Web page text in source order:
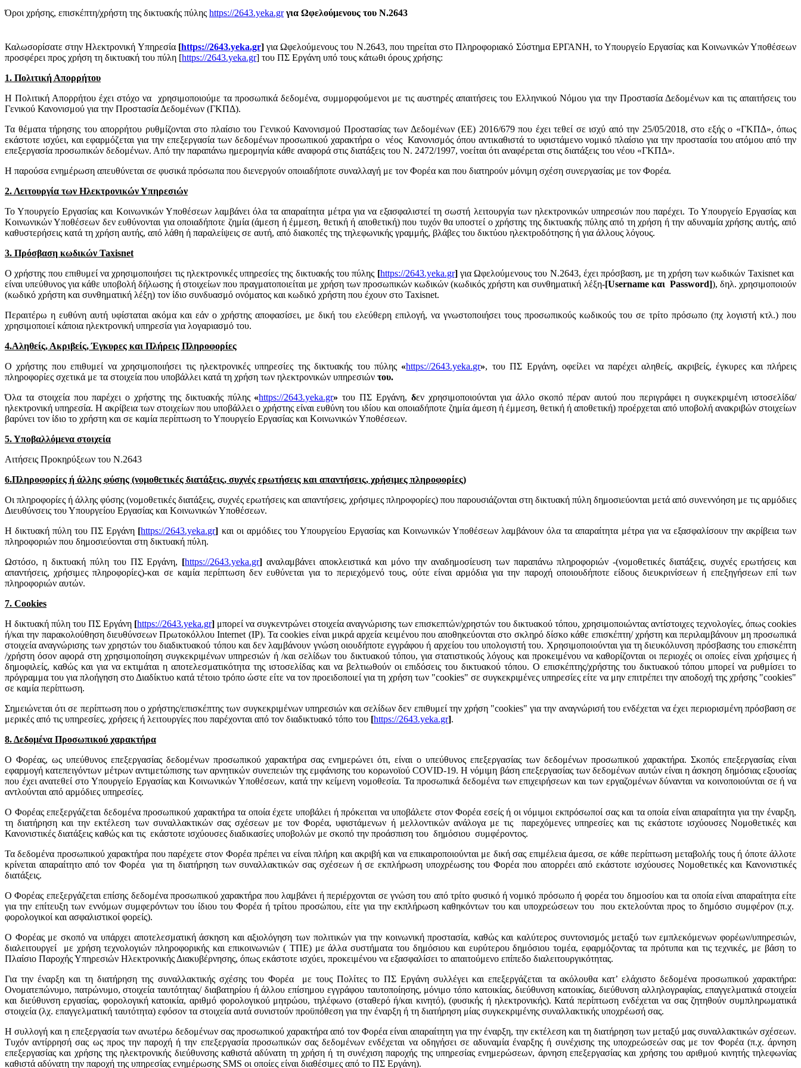
Όροι χρήσης, επισκέπτη/χρήστη της δικτυακής πύλης https://2643.yeka.gr για Ωφελούμενους του Ν.2643
Καλωσορίσατε στην Ηλεκτρονική Υπηρεσία [https://2643.yeka.gr]για Ωφελούμενους του Ν.2643, που τηρείται στο Πληροφοριακό Σύστημα ΕΡΓΑΝΗ, το Υπουργείο Εργασίας και Κοινωνικών Υποθέσεων
προσφέρει προς χρήση τη δικτυακή του πύλη [https://2643.yeka.gr] του ΠΣ Εργάνη υπό τους κάτωθι όρους χρήσης:
1. Πολιτική Απορρήτου
Η Πολιτική Απορρήτου έχει στόχο να χρησιμοποιούμε τα προσωπικά δεδομένα, συμμορφούμενοι με τις αυστηρές απαιτήσεις του Ελληνικού Νόμου για την Προστασία Δεδομένων και τις απαιτήσεις του
Γενικού Κανονισμού για την Προστασία Δεδομένων (ΓΚΠΔ).
Τα θέματα τήρησης του απορρήτου ρυθμίζονται στο πλαίσιο του Γενικού Κανονισμού Προστασίας των Δεδομένων (ΕΕ) 2016/679 που έχει τεθεί σε ισχύ από την 25/05/2018, στο εξής ο «ΓΚΠΔ», όπως
εκάστοτε ισχύει, και εφαρμόζεται για την επεξεργασία των δεδομένων προσωπικού χαρακτήρα ο νέος Κανονισμός όπου αντικαθιστά το υφιστάμενο νομικό πλαίσιο για την προστασία του ατόμου από την
επεξεργασία προσωπικών δεδομένων. Από την παραπάνω ημερομηνία κάθε αναφορά στις διατάξεις του Ν. 2472/1997, νοείται ότι αναφέρεται στις διατάξεις του νέου «ΓΚΠΔ».
Η παρούσα ενημέρωση απευθύνεται σε φυσικά πρόσωπα που διενεργούν οποιαδήποτε συναλλαγή με τον Φορέα και που διατηρούν μόνιμη σχέση συνεργασίας με τον Φορέα.
2. Λειτουργία των Ηλεκτρονικών Υπηρεσιών
Το Υπουργείο Εργασίας και Κοινωνικών Υποθέσεων λαμβάνει όλα τα απαραίτητα μέτρα για να εξασφαλιστεί τη σωστή λειτουργία των ηλεκτρονικών υπηρεσιών που παρέχει. Το Υπουργείο Εργασίας και
Κοινωνικών Υποθέσεων δεν ευθύνονται για οποιαδήποτε ζημία (άμεση ή έμμεση, θετική ή αποθετική) που τυχόν θα υποστεί ο χρήστης της δικτυακής πύλης από τη χρήση ή την αδυναμία χρήσης αυτής, από
καθυστερήσεις κατά τη χρήση αυτής, από λάθη ή παραλείψεις σε αυτή, από διακοπές της τηλεφωνικής γραμμής, βλάβες του δικτύου ηλεκτροδότησης ή για άλλους λόγους.
3. Πρόσβαση κωδικών Taxisnet
Ο χρήστης που επιθυμεί να χρησιμοποιήσει τις ηλεκτρονικές υπηρεσίες της δικτυακής του πύλης [https://2643.yeka.gr] για Ωφελούμενους του Ν.2643, έχει πρόσβαση, με τη χρήση των κωδικών Taxisnet και
είναι υπεύθυνος για κάθε υποβολή δήλωσης ή στοιχείων που πραγματοποιείται με χρήση των προσωπικών κωδικών (κωδικός χρήστη και συνθηματική λέξη-[Username και Password]), δηλ. χρησιμοποιούν
(κωδικό χρήστη και συνθηματική λέξη) τον ίδιο συνδυασμό ονόματος και κωδικό χρήστη που έχουν στο Taxisnet.
Περαιτέρω η ευθύνη αυτή υφίσταται ακόμα και εάν ο χρήστης αποφασίσει, με δική του ελεύθερη επιλογή, να γνωστοποιήσει τους προσωπικούς κωδικούς του σε τρίτο πρόσωπο (πχ λογιστή κτλ.) που
χρησιμοποιεί κάποια ηλεκτρονική υπηρεσία για λογαριασμό του.
4.Αληθείς, Ακριβείς, Έγκυρες και Πλήρεις Πληροφορίες
Ο χρήστης που επιθυμεί να χρησιμοποιήσει τις ηλεκτρονικές υπηρεσίες της δικτυακής του πύλης «https://2643.yeka.gr», του ΠΣ Εργάνη, οφείλει να παρέχει αληθείς, ακριβείς, έγκυρες και πλήρεις
πληροφορίες σχετικά με τα στοιχεία που υποβάλλει κατά τη χρήση των ηλεκτρονικών υπηρεσιών του.
Όλα τα στοιχεία που παρέχει ο χρήστης της δικτυακής πύλης «https://2643.yeka.gr»του ΠΣ Εργάνη, δεν χρησιμοποιούνται για άλλο σκοπό πέραν αυτού που περιγράφει η συγκεκριμένη ιστοσελίδα/
ηλεκτρονική υπηρεσία. Η ακρίβεια των στοιχείων που υποβάλλει ο χρήστης είναι ευθύνη του ιδίου και οποιαδήποτε ζημία άμεση ή έμμεση, θετική ή αποθετική) προέρχεται από υποβολή ανακριβών στοιχείων
βαρύνει τον ίδιο το χρήστη και σε καμία περίπτωση το Υπουργείο Εργασίας και Κοινωνικών Υποθέσεων.
5. Υποβαλλόμενα στοιχεία
Αιτήσεις Προκηρύξεων του Ν.2643
6.Πληροφορίες ή άλλης φύσης (νομοθετικές διατάξεις, συχνές ερωτήσεις και απαντήσεις, χρήσιμες πληροφορίες)
Οι πληροφορίες ή άλλης φύσης (νομοθετικές διατάξεις, συχνές ερωτήσεις και απαντήσεις, χρήσιμες πληροφορίες) που παρουσιάζονται στη δικτυακή πύλη δημοσιεύονται μετά από συνεννόηση με τις αρμόδιες
Διευθύνσεις του Υπουργείου Εργασίας και Κοινωνικών Υποθέσεων.
Η δικτυακή πύλη του ΠΣ Εργάνη [https://2643.yeka.gr] και οι αρμόδιες του Υπουργείου Εργασίας και Κοινωνικών Υποθέσεων λαμβάνουν όλα τα απαραίτητα μέτρα για να εξασφαλίσουν την ακρίβεια των
πληροφοριών που δημοσιεύονται στη δικτυακή πύλη.
Ωστόσο, η δικτυακή πύλη του ΠΣ Εργάνη, [https://2643.yeka.gr]αναλαμβάνει αποκλειστικά και μόνο την αναδημοσίευση των παραπάνω πληροφοριών -(νομοθετικές διατάξεις, συχνές ερωτήσεις και
απαντήσεις, χρήσιμες πληροφορίες)-και σε καμία περίπτωση δεν ευθύνεται για το περιεχόμενό τους, ούτε είναι αρμόδια για την παροχή οποιουδήποτε είδους διευκρινίσεων ή επεξηγήσεων επί των
πληροφοριών αυτών.
7. Cookies
Η δικτυακή πύλη του ΠΣ Εργάνη [https://2643.yeka.gr] μπορεί να συγκεντρώνει στοιχεία αναγνώρισης των επισκεπτών/χρηστών του δικτυακού τόπου, χρησιμοποιώντας αντίστοιχες τεχνολογίες, όπως cookies
ή/και την παρακολούθηση διευθύνσεων Πρωτοκόλλου Internet (IP). Τα cookies είναι μικρά αρχεία κειμένου που αποθηκεύονται στο σκληρό δίσκο κάθε επισκέπτη/ χρήστη και περιλαμβάνουν μη προσωπικά
στοιχεία αναγνώρισης των χρηστών του διαδικτυακού τόπου και δεν λαμβάνουν γνώση οιουδήποτε εγγράφου ή αρχείου του υπολογιστή του. Χρησιμοποιούνται για τη διευκόλυνση πρόσβασης του επισκέπτη
/χρήστη όσον αφορά στη χρησιμοποίηση συγκεκριμένων υπηρεσιών ή /και σελίδων του δικτυακού τόπου, για στατιστικούς λόγους και προκειμένου να καθορίζονται οι περιοχές οι οποίες είναι χρήσιμες ή
δημοφιλείς, καθώς και για να εκτιμάται η αποτελεσματικότητα της ιστοσελίδας και να βελτιωθούν οι επιδόσεις του δικτυακού τόπου. Ο επισκέπτης/χρήστης του δικτυακού τόπου μπορεί να ρυθμίσει το
πρόγραμμα του για πλοήγηση στο Διαδίκτυο κατά τέτοιο τρόπο ώστε είτε να τον προειδοποιεί για τη χρήση των "cookies" σε συγκεκριμένες υπηρεσίες είτε να μην επιτρέπει την αποδοχή της χρήσης "cookies"
σε καμία περίπτωση.
Σημειώνεται ότι σε περίπτωση που ο χρήστης/επισκέπτης των συγκεκριμένων υπηρεσιών και σελίδων δεν επιθυμεί την χρήση "cookies" για την αναγνώρισή του ενδέχεται να έχει περιορισμένη πρόσβαση σε
μερικές από τις υπηρεσίες, χρήσεις ή λειτουργίες που παρέχονται από τον διαδικτυακό τόπο του [https://2643.yeka.gr].
8. Δεδομένα Προσωπικού χαρακτήρα
Ο Φορέας, ως υπεύθυνος επεξεργασίας δεδομένων προσωπικού χαρακτήρα σας ενημερώνει ότι, είναι ο υπεύθυνος επεξεργασίας των δεδομένων προσωπικού χαρακτήρα. Σκοπός επεξεργασίας είναι
εφαρμογή κατεπειγόντων μέτρων αντιμετώπισης των αρνητικών συνεπειών της εμφάνισης του κορωνοϊού COVID-19. Η νόμιμη βάση επεξεργασίας των δεδομένων αυτών είναι η άσκηση δημόσιας εξουσίας
που έχει ανατεθεί στο Υπουργείο Εργασίας και Κοινωνικών Υποθέσεων, κατά την κείμενη νομοθεσία. Τα προσωπικά δεδομένα των επιχειρήσεων και των εργαζομένων δύνανται να κοινοποιούνται σε ή να
αντλούνται από αρμόδιες υπηρεσίες.
Ο Φορέας επεξεργάζεται δεδομένα προσωπικού χαρακτήρα τα οποία έχετε υποβάλει ή πρόκειται να υποβάλετε στον Φορέα εσείς ή οι νόμιμοι εκπρόσωποί σας και τα οποία είναι απαραίτητα για την έναρξη,
τη διατήρηση και την εκτέλεση των συναλλακτικών σας σχέσεων με τον Φορέα, υφιστάμενων ή μελλοντικών ανάλογα με τις παρεχόμενες υπηρεσίες και τις εκάστοτε ισχύουσες Νομοθετικές και
Κανονιστικές διατάξεις καθώς και τις εκάστοτε ισχύουσες διαδικασίες υποβολών με σκοπό την προάσπιση του δημόσιου συμφέροντος.
Τα δεδομένα προσωπικού χαρακτήρα που παρέχετε στον Φορέα πρέπει να είναι πλήρη και ακριβή και να επικαιροποιούνται με δική σας επιμέλεια άμεσα, σε κάθε περίπτωση μεταβολής τους ή όποτε άλλοτε
κρίνεται απαραίτητο από τον Φορέα για τη διατήρηση των συναλλακτικών σας σχέσεων ή σε εκπλήρωση υποχρέωσης του Φορέα που απορρέει από εκάστοτε ισχύουσες Νομοθετικές και Κανονιστικές
διατάξεις.
Ο Φορέας επεξεργάζεται επίσης δεδομένα προσωπικού χαρακτήρα που λαμβάνει ή περιέρχονται σε γνώση του από τρίτο φυσικό ή νομικό πρόσωπο ή φορέα του δημοσίου και τα οποία είναι απαραίτητα είτε
για την επίτευξη των εννόμων συμφερόντων του ίδιου του Φορέα ή τρίτου προσώπου, είτε για την εκπλήρωση καθηκόντων του και υποχρεώσεων του που εκτελούνται προς το δημόσιο συμφέρον (π.χ.
φορολογικοί και ασφαλιστικοί φορείς).
Ο Φορέας με σκοπό να υπάρχει αποτελεσματική άσκηση και αξιολόγηση των πολιτικών για την κοινωνική προστασία, καθώς και καλύτερος συντονισμός μεταξύ των εμπλεκόμενων φορέων/υπηρεσιών,
διαλειτουργεί με χρήση τεχνολογιών πληροφορικής και επικοινωνιών ( ΤΠΕ) με άλλα συστήματα του δημόσιου και ευρύτερου δημόσιου τομέα, εφαρμόζοντας τα πρότυπα και τις τεχνικές, με βάση το
Πλαίσιο Παροχής Υπηρεσιών Ηλεκτρονικής Διακυβέρνησης, όπως εκάστοτε ισχύει, προκειμένου να εξασφαλίσει το απαιτούμενο επίπεδο διαλειτουργικότητας.
Για την έναρξη και τη διατήρηση της συναλλακτικής σχέσης του Φορέα με τους Πολίτες το ΠΣ Εργάνη συλλέγει και επεξεργάζεται τα ακόλουθα κατ’ ελάχιστο δεδομένα προσωπικού χαρακτήρα:
Ονοματεπώνυμο, πατρώνυμο, στοιχεία ταυτότητας/ διαβατηρίου ή άλλου επίσημου εγγράφου ταυτοποίησης, μόνιμο τόπο κατοικίας, διεύθυνση κατοικίας, διεύθυνση αλληλογραφίας, επαγγελματικά στοιχεία
και διεύθυνση εργασίας, φορολογική κατοικία, αριθμό φορολογικού μητρώου, τηλέφωνο (σταθερό ή/και κινητό), (φυσικής ή ηλεκτρονικής). Κατά περίπτωση ενδέχεται να σας ζητηθούν συμπληρωματικά
στοιχεία (λχ. επαγγελματική ταυτότητα) εφόσον τα στοιχεία αυτά συνιστούν προϋπόθεση για την έναρξη ή τη διατήρηση μίας συγκεκριμένης συναλλακτικής υποχρέωσή σας.
Η συλλογή και η επεξεργασία των ανωτέρω δεδομένων σας προσωπικού χαρακτήρα από τον Φορέα είναι απαραίτητη για την έναρξη, την εκτέλεση και τη διατήρηση των μεταξύ μας συναλλακτικών σχέσεων.
Τυχόν αντίρρησή σας ως προς την παροχή ή την επεξεργασία προσωπικών σας δεδομένων ενδέχεται να οδηγήσει σε αδυναμία έναρξης ή συνέχισης της υποχρεώσεών σας με τον Φορέα (π.χ. άρνηση
επεξεργασίας και χρήσης της ηλεκτρονικής διεύθυνσης καθιστά αδύνατη τη χρήση ή τη συνέχιση παροχής της υπηρεσίας ενημερώσεων, άρνηση επεξεργασίας και χρήσης του αριθμού κινητής τηλεφωνίας
καθιστά αδύνατη την παροχή της υπηρεσίας ενημέρωσης SMS οι οποίες είναι διαθέσιμες από το ΠΣ Εργάνη).